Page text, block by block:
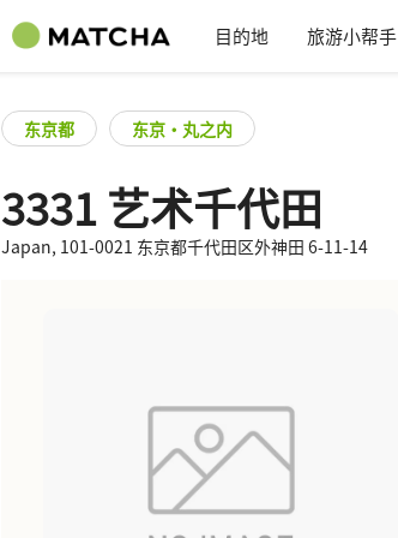
目的地 旅游小帮手
东京都 东京・丸之内
3331 艺术千代田
Japan, 101-0021 东京都千代田区外神田 6-11-14